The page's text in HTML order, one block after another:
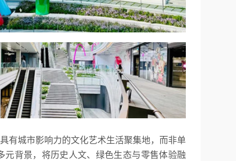
有城市影响力的文化艺术生活聚集地，而非单
背景，将历史人文、绿色生态与零售体验融